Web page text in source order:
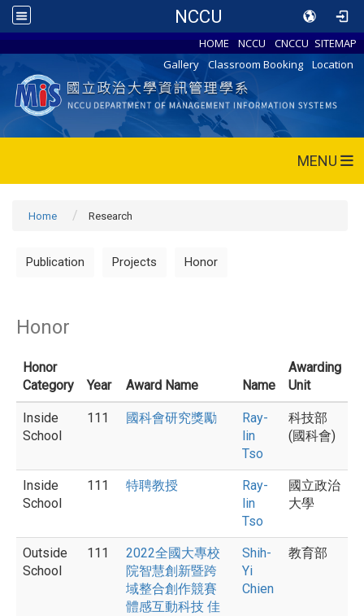
NCCU
HOME NCCU CNCCU SITEMAP
Gallery
Classroom Booking Location
MENU
Home Research
Publication Projects Honor
Honor
Honor
Category
Year Award Name Name
Awarding
Unit
Inside
School
111 國科會研究獎勵
Ray-
lin
Tso
科技部
(國科會)
Inside
School
111 特聘教授
Ray-
lin
Tso
國立政治
大學
Outside
School
111
2022全國大專校
院智慧創新暨跨
域整合創作競賽
體感互動科技 佳
Shih-
Yi
Chien
教育部